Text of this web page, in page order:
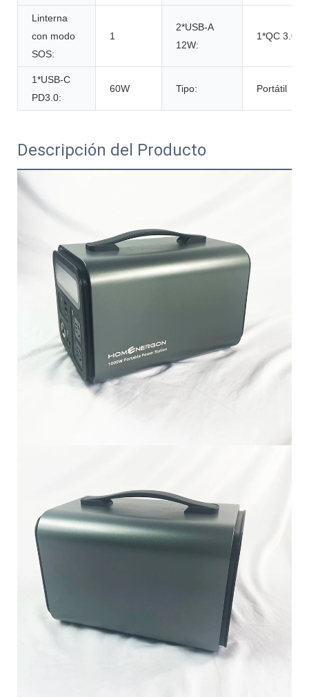
Linterna
con modo
SOS:
1
2*USB-A
12W:
1*QC 3.0
1*USB-C
PD3.0:
60W Tipo: Portátil
Descripción del Producto